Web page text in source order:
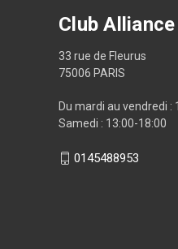
Club
33 rue de Fleurus
75006 PARIS
Du mardi au vendredi :
Samedi : 13:00-18:00
0145488953